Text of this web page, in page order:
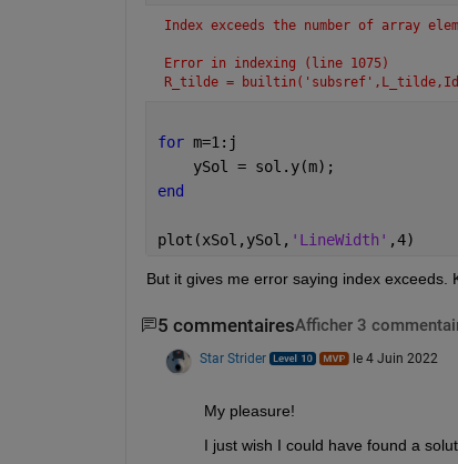
Index exceeds the number of array
Error in indexing (line 1075)
R_tilde =
for m=1:j
    ySol = sol.y(m);
end
plot(xSol,ySol, 'LineWidth' ,4)
But it gives me error saying index exceeds.
5 commentairesAfficher 3
Star Strider le 4 Juin 2022
My pleasure!
I just wish I could have found a